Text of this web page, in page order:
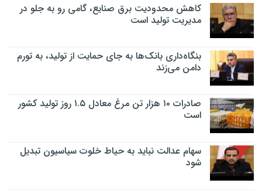
کاهش محدودیت برق صنایع، گامی رو به جلو در
مدیریت تولید است
بنگاه‌داری بانک‌ها به جای حمایت از تولید، به تورم
دامن می‌زند
صادرات ۱۰ هزار تن مرغ معادل ۱.۵ روز تولید کشور
است
سهام عدالت نباید به حیاط خلوت سیاسیون تبدیل
شود